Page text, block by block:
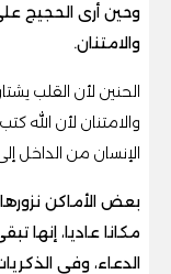
وحين أرى الحجيج
والامتنان.
الحنين لأن القلب
والامتنان لأن الله
الإنسان من الداخل
بعض الأماكن
مكانا عاديا، إنها
الدعاء، وفي